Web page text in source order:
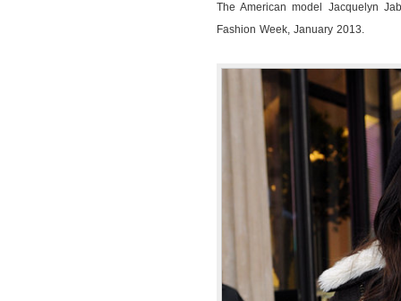
The American model Jacquelyn
Fashion Week, January 2013.